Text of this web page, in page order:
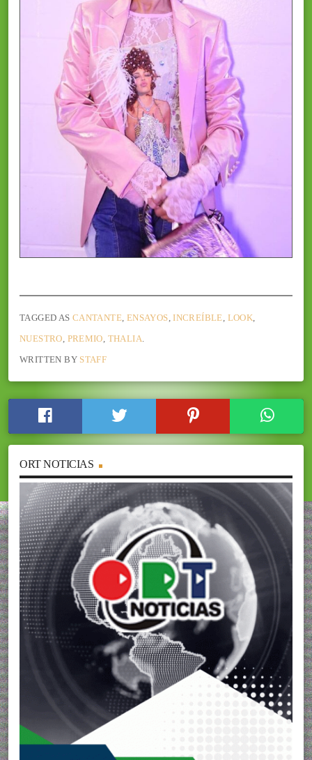
TAGGED AS CANTANTE ENSAYOS ,INCREÍBLE LOOK
NUESTRO PREMIO THALIA
WRITTEN BY STAFF
ORT NOTICIAS